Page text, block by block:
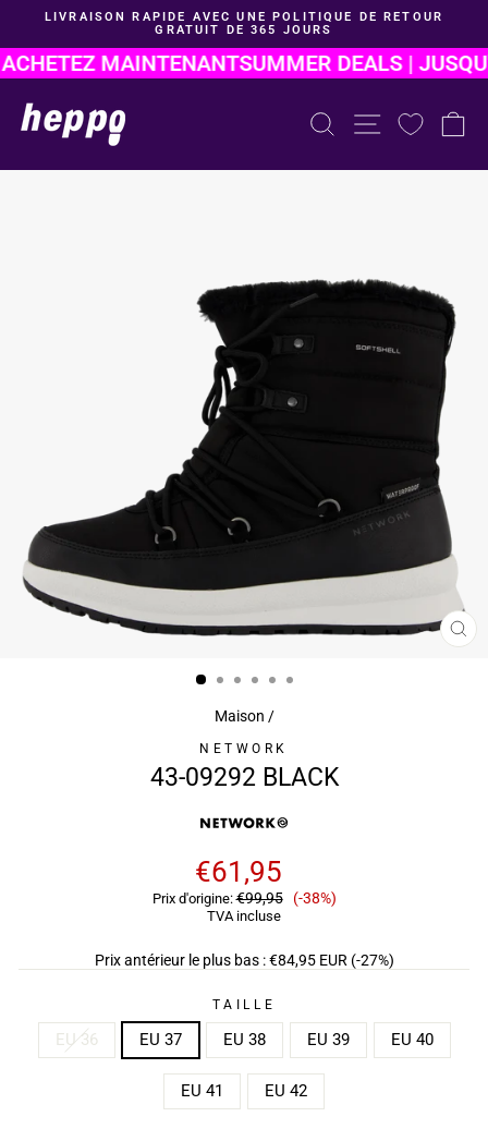
contenu
Mettre
le
diaporama
LIVRAISON RAPIDE AVEC UNE POLITIQUE DE RETOUR
GRATUIT DE 365 JOURS
MAINTENANTSUMMER DEALS |
RECHERCHE
Maison /
NETWORK
43-09292 BLACK
€61,95
Prix ​​d'origine:€99,95
Prix
(-38%)
TVA incluse
Prix antérieur le plus bas : €84,95 EUR (-27%)
TAILLE
EU 36 EU 37 EU 38 EU 39 EU 40
EU 41 EU 42